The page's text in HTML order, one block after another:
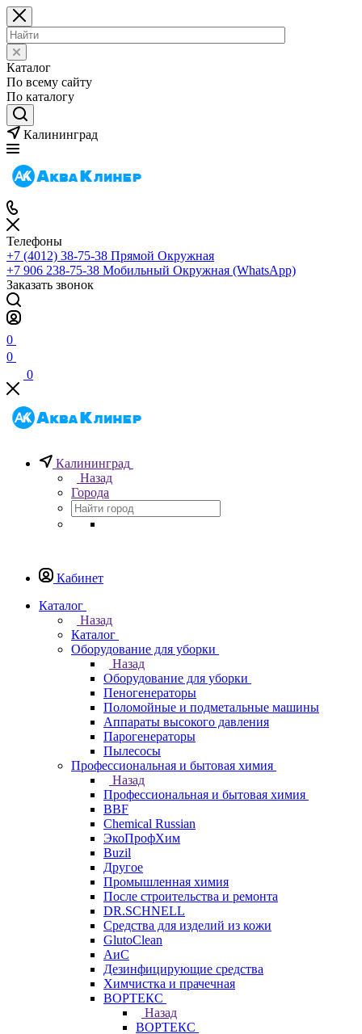
Каталог
По всему сайту
По каталогу
Калининград
Телефоны
+7 (4012) 38-75-38 Прямой Окружная
+7 906 238-75-38 Мобильный Окружная (WhatsApp)
Заказать звонок
0
0
0
Калининград
Назад
Города
Кабинет
Каталог
Назад
Каталог
Оборудование для уборки
Назад
Оборудование для уборки
Пеногенераторы
Поломойные и подметальные машины
Аппараты высокого давления
Парогенераторы
Пылесосы
Профессиональная и бытовая химия
Назад
Профессиональная и бытовая химия
BBF
Chemical Russian
ЭкоПрофХим
Buzil
Другое
Промышленная химия
После строительства и ремонта
DR.SCHNELL
Средства для изделий из кожи
GlutoClean
АиС
Дезинфицирующие средства
Химчистка и прачечная
ВОРТЕКС
Назад
ВОРТЕКС